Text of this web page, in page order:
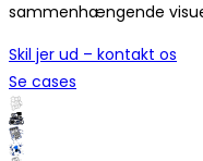
sammenhængende
Skil jer ud – kontakt os
Se cases